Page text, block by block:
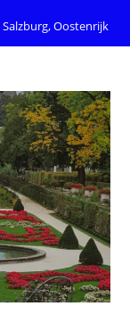
Salzburg, Oostenrijk